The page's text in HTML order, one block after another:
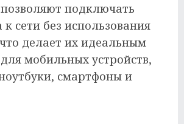
подключать
к сети без использования
делает их идеальным
мобильных устройств,
смартфоны и